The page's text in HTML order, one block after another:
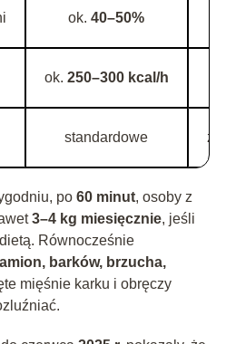
ok.40–50%
ok. 250–300 kcal/h
standardowe
po 60 minut, osoby z
3–4 kg miesięcznie, jeśli
Równocześnie
barków, brzucha,
mięśnie karku i obręczy